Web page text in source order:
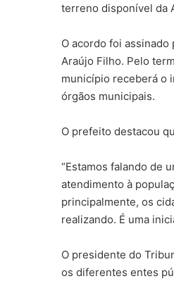
terreno disponível da
O acordo foi
Araújo Filho. Pelo
município receberá o
órgãos municipais.
O prefeito destacou
“Estamos falando de
atendimento à
principalmente, os
realizando. É uma
O presidente do
os diferentes entes